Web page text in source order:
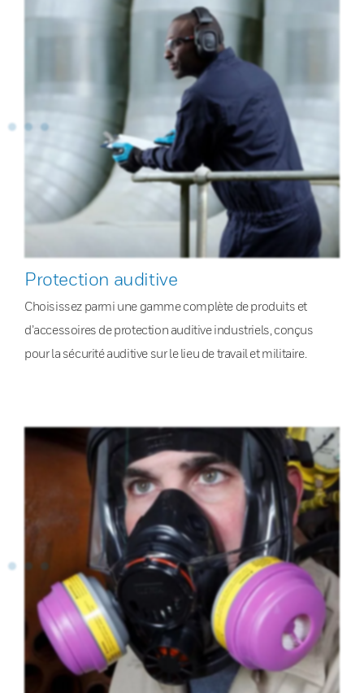
Protection auditive
Choisissez parmi une gamme complète de produits et
d’accessoires de protection auditive industriels, conçus
pour la sécurité auditive sur le lieu de travail et militaire.